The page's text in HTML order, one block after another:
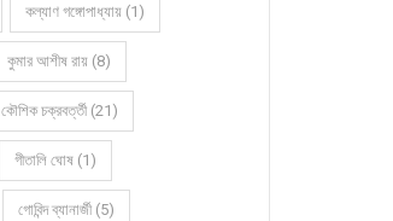
কল্যাণ গঙ্গোপাধ্যায় (1)
কুমার আশীষ রায় (8)
কৌশিক চক্রবর্ত্তী (21)
গীতালি ঘোষ (1)
গোবিন্দ ব্যানার্জী (5)